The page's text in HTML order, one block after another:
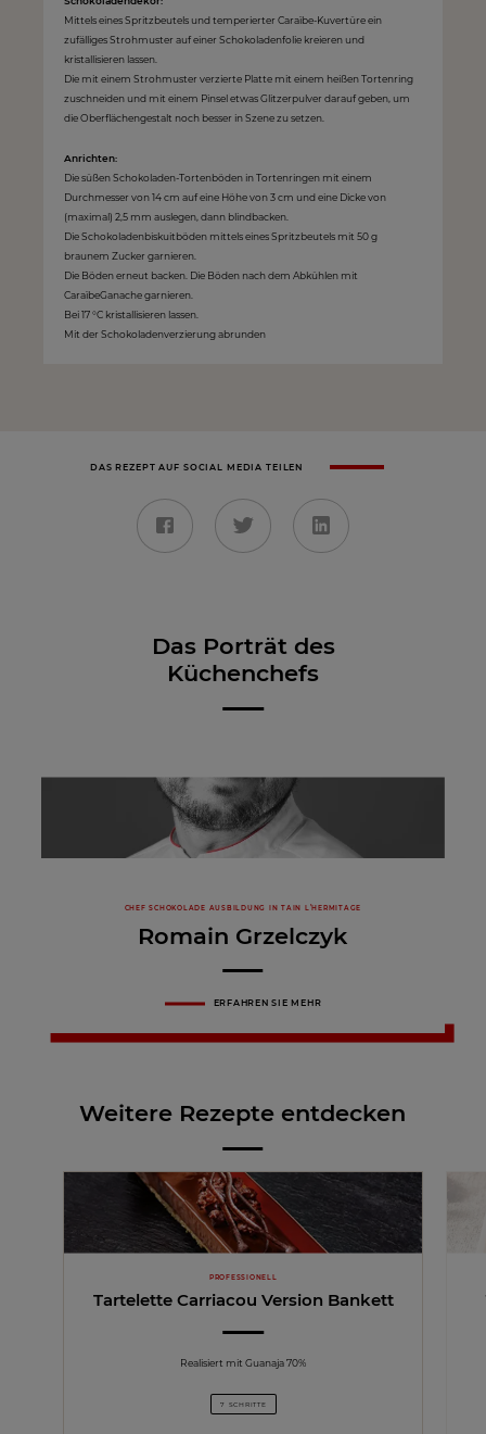
Mittels eines Spritzbeutels und temperierter Caraïbe-Kuvertüre ein
zufälliges Strohmuster auf einer Schokoladenfolie kreieren und
kristallisieren lassen.
Die mit einem Strohmuster verzierte Platte mit einem heißen Tortenring
zuschneiden und mit einem Pinsel etwas Glitzerpulver darauf geben, um
die Oberflächengestalt noch besser in Szene zu setzen.
Anrichten:
Die süßen Schokoladen-Tortenböden in Tortenringen mit einem
Durchmesser von 14 cm auf eine Höhe von 3 cm und eine Dicke von
(maximal) 2,5 mm auslegen, dann blindbacken.
Die Schokoladenbiskuitböden mittels eines Spritzbeutels mit 50 g
braunem Zucker garnieren.
Die Böden erneut backen. Die Böden nach dem Abkühlen mit
CaraïbeGanache garnieren.
Bei 17 °C kristallisieren lassen.
Mit der Schokoladenverzierung abrunden
DAS REZEPT AUF SOCIAL MEDIA TEILEN
Das Porträt des
Küchenchefs
CHEF SCHOKOLADE AUSBILDUNG IN TAIN L’HERMITAGE
Romain Grzelczyk
ERFAHREN SIE MEHR
Weitere Rezepte entdecken
PROFESSIONELL
Tartelette Carriacou Version Bankett
Realisiert mit Guanaja 70%
7 SCHRITTE